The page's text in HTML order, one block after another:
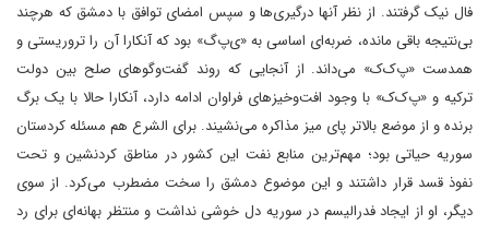
فال نیک گرفتند. از نظر آنها درگیری‌ها و سپس امضای توافق با دمشق که هر‌چند
بی‌نتیجه باقی مانده، ضربه‌ای اساسی به «ی‌پ‌گ» بود که آنکارا آن را تروریستی و
همدست «پ‌ک‌ک» می‌داند. از آنجایی که روند گفت‌وگوهای صلح بین دولت
ترکیه و «پ‌ک‌ک» با وجود افت‌وخیزهای فراوان ادامه دارد، آنکارا حالا با یک برگ
برنده و از موضع بالاتر پای میز مذاکره می‌نشیند. برای الشرع هم مسئله کردستان
سوریه حیاتی بود؛ مهم‌ترین منابع نفت این کشور در مناطق کردنشین و تحت
نفوذ قسد قرار داشتند و این موضوع دمشق را سخت مضطرب می‌کرد. از سوی
دیگر، او از ایجاد فدرالیسم در سوریه دل خوشی نداشت و منتظر بهانه‌ای برای رد